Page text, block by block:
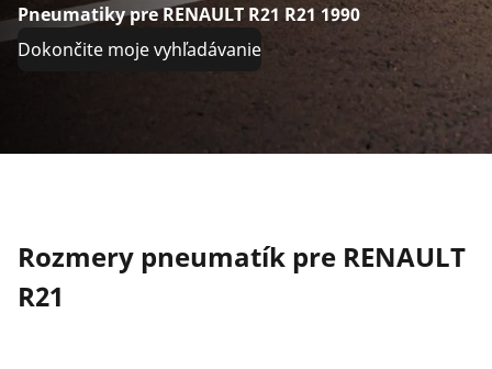
Pneumatiky pre RENAULT R21 R21 1990
Dokončite moje vyhľadávanie
Rozmery pneumatík pre RENAULT
R21